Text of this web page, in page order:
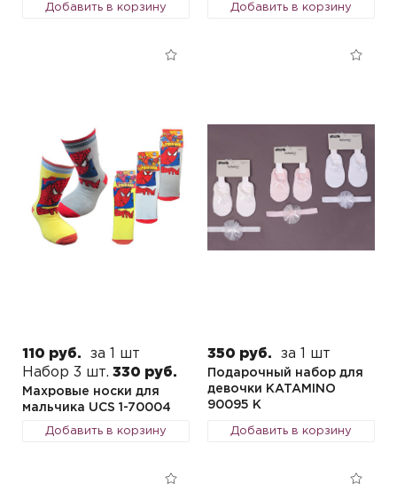
Добавить в корзину Добавить в корзину
110 руб.
за 1 шт
Набор 3 шт. 330 руб.
Махровые носки для
мальчика UCS 1-70004
Добавить в корзину
350 руб. за 1 шт
Подарочный набор для
девочки KATAMINO
90095 K
Добавить в корзину